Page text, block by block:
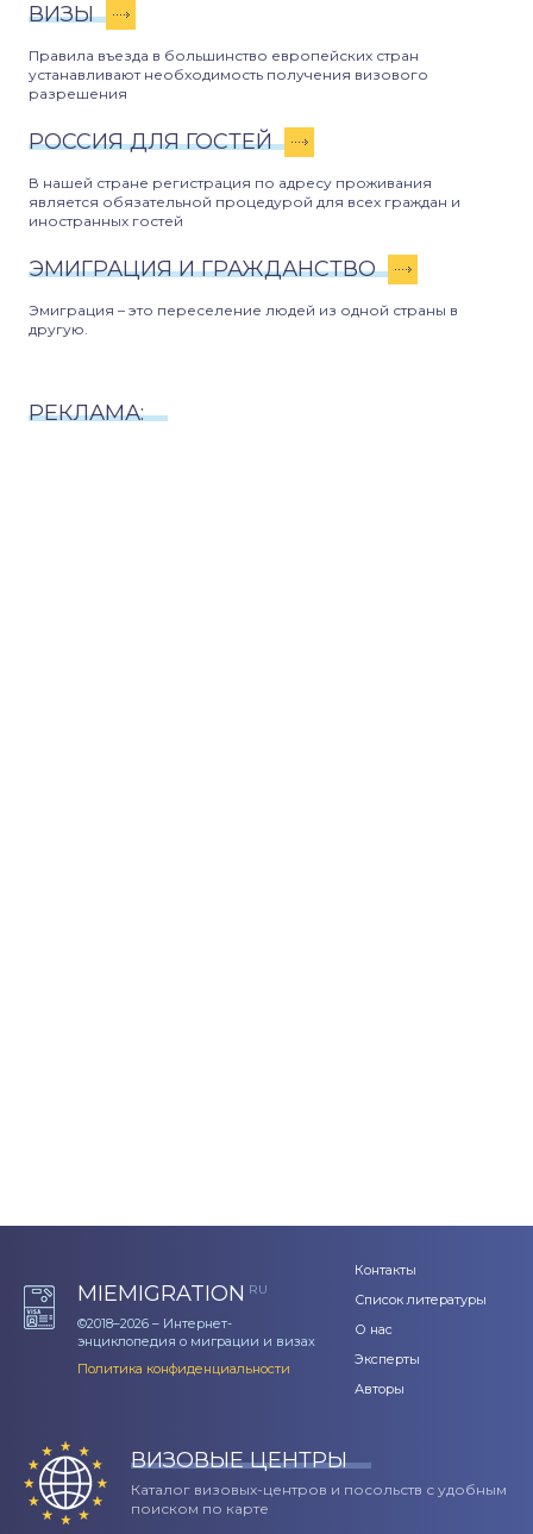
ВИЗЫ
Правила въезда в большинство европейских стран
устанавливают необходимость получения визового
разрешения
РОССИЯ ДЛЯ ГОСТЕЙ
В нашей стране регистрация по адресу проживания
является обязательной процедурой для всех граждан и
иностранных гостей
ЭМИГРАЦИЯ И ГРАЖДАНСТВО
Эмиграция – это переселение людей из одной страны в
другую.
РЕКЛАМА:
MIEMIGRATION RU
©2018–2026 – Интернет-
энциклопедия о миграции и визах
Политика конфиденциальности
Контакты
Список литературы
О нас
Эксперты
Авторы
ВИЗОВЫЕ ЦЕНТРЫ
Каталог визовых-центров и посольств с удобным
поиском по карте